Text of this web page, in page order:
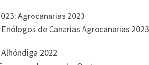
Agrocanarias 2023
de Canarias Agrocanarias 2023
Alhóndiga 2022